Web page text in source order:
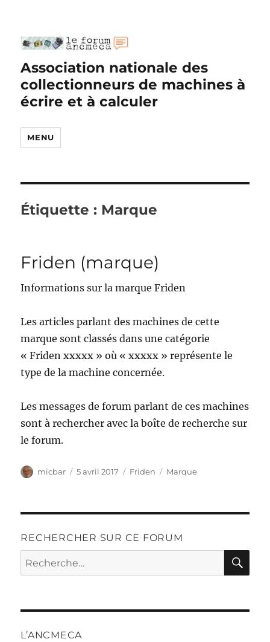
Association nationale des
collectionneurs de machines à
écrire et à calculer
MENU
Étiquette : Marque
Friden (marque)
Informations sur la marque Friden
Les articles parlant des machines de cette
marque sont classés dans une catégorie
« Friden xxxxx » où « xxxxx » représente le
type de la machine concernée.
Les messages de forum parlant de ces machines
sont à rechercher avec la boîte de recherche sur
le forum.
Auteur
micbar
Publié
5 avril 2017 Catégories
Friden Étiquettes
Marque
RECHERCHER SUR CE FORUM
Recherche
pour :
L’ANCMECA